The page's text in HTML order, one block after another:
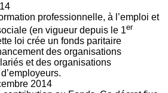
professionnelle, à l’emploi et
(en vigueur depuis le 1er
loi crée un fonds paritaire
des organisations
et des organisations
2014